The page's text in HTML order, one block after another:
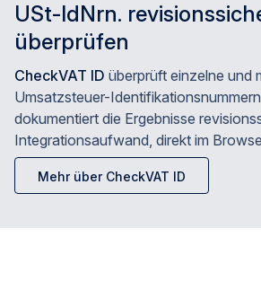
USt-IdNrn.
überprüfen
CheckVAT ID überprüft einzelne und
Umsatzsteuer-
dokumentiert die Ergebnisse
Integrationsaufwand, direkt im
Mehr über CheckVAT ID